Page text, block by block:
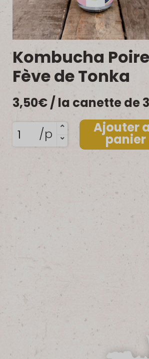
Kombucha
Fève de Tonka
3,50€/ la canette de
quantité
de
Kombucha
Poire,
Fève
de
Tonka
/p Ajouter
panier